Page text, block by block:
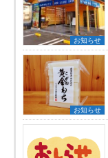
お知らせ
お知らせ